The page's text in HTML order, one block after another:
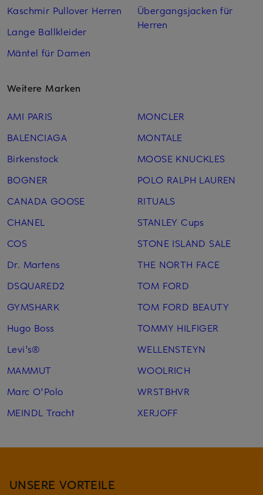
Kaschmir Pullover Herren
Lange Ballkleider
Mäntel für Damen
Übergangsjacken für
Herren
Weitere Marken
AMI PARIS
BALENCIAGA
Birkenstock
BOGNER
CANADA GOOSE
CHANEL
COS
Dr. Martens
DSQUARED2
GYMSHARK
Hugo Boss
Levi's®
MAMMUT
Marc O'Polo
MEINDL Tracht
MONCLER
MONTALE
MOOSE KNUCKLES
POLO RALPH LAUREN
RITUALS
STANLEY Cups
STONE ISLAND SALE
THE NORTH FACE
TOM FORD
TOM FORD BEAUTY
TOMMY HILFIGER
WELLENSTEYN
WOOLRICH
WRSTBHVR
XERJOFF
UNSERE VORTEILE